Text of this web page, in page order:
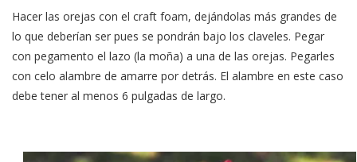
Hacer las orejas con el craft foam, dejándolas más grandes de
lo que deberían ser pues se pondrán bajo los claveles. Pegar
con pegamento el lazo (la moña) a una de las orejas. Pegarles
con celo alambre de amarre por detrás. El alambre en este caso
debe tener al menos 6 pulgadas de largo.